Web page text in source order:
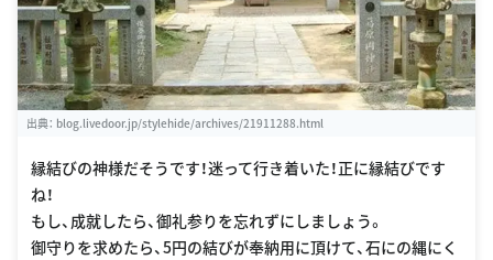
出典： blog.livedoor.jp/stylehide/archives/21911288.html
縁結びの神様だそうです！迷って行き着いた！正に縁結びです
ね！
もし、成就したら、御礼参りを忘れずにしましょう。
御守りを求めたら、5円の結びが奉納用に頂けて、石にの縄にく